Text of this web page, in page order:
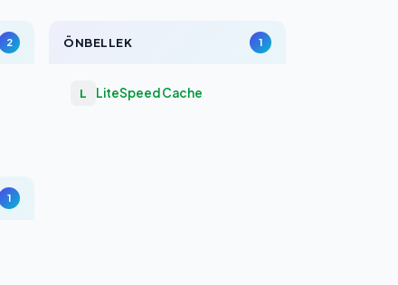
2 ÖNBELLEK 1
L LiteSpeed Cache
1